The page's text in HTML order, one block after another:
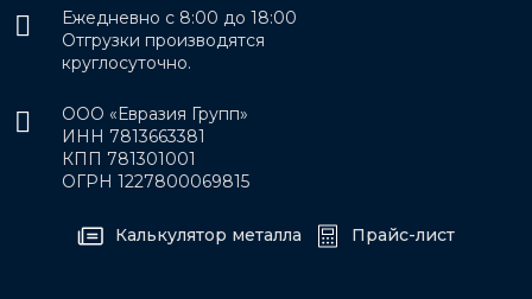
Ежедневно с 8:00 до 18:00
Отгрузки производятся
круглосуточно.
ООО «Евразия Групп»
ИНН 7813663381
КПП 781301001
ОГРН 1227800069815
Калькулятор металла Прайс-лист